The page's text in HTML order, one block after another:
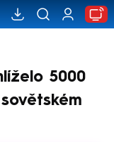
5000